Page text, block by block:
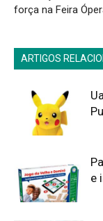
força na Feira
ARTIGOS
e